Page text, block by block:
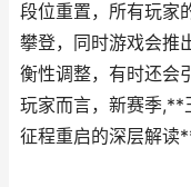
段位重置，所有玩家
攀登，同时游戏会推
衡性调整，有时还会
玩家而言，新赛季,**
征程重启的深层解读